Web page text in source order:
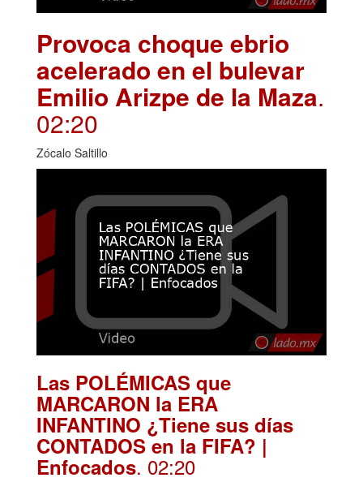
Provoca choque ebrio
acelerado en el bulevar
Emilio Arizpe de la Maza.
02:20
Zócalo Saltillo
Las POLÉMICAS que
MARCARON la ERA
INFANTINO ¿Tiene sus días
CONTADOS en la FIFA? |
Enfocados. 02:20